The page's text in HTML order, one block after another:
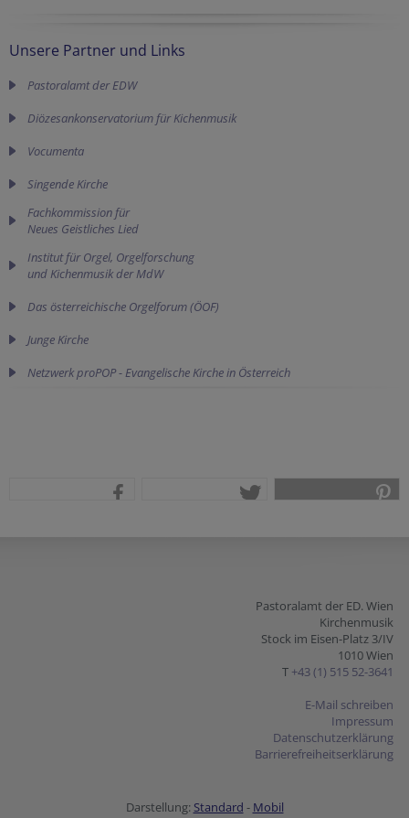
Unsere Partner und Links
Pastoralamt der EDW
Diözesankonservatorium für Kichenmusik
Vocumenta
Singende Kirche
Fachkommission für
Neues Geistliches Lied
Institut für Orgel, Orgelforschung
und Kichenmusik der MdW
Das österreichische Orgelforum (ÖOF)
Junge Kirche
Netzwerk proPOP - Evangelische Kirche in Österreich
Pastoralamt der ED. Wien
Kirchenmusik
Stock im Eisen-Platz 3/IV
1010 Wien
T +43 (1) 515 52-3641
E-Mail schreiben
Impressum
Datenschutzerklärung
Barrierefreiheitserklärung
Darstellung: Standard - Mobil